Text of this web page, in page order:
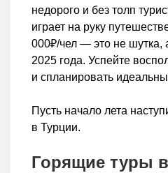
недорого и без толп
играет на руку
000₽/чел — это не шутка,
2025 года. Успейте
и спланировать
Пусть начало лета
в Турции.
Горящие туры